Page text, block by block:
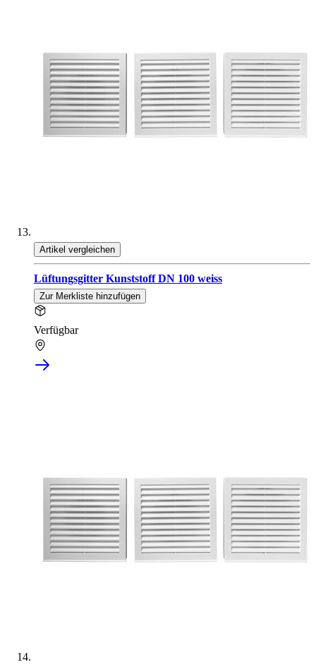
Artikel vergleichen
Lüftungsgitter Kunststoff DN 100 weiss
Zur Merkliste hinzufügen
Verfügbar